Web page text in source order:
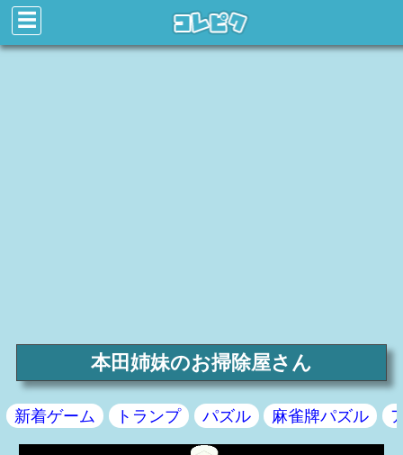
☰
本田姉妹のお掃除屋さん
新着ゲーム トランプ パズル 麻雀牌パズル